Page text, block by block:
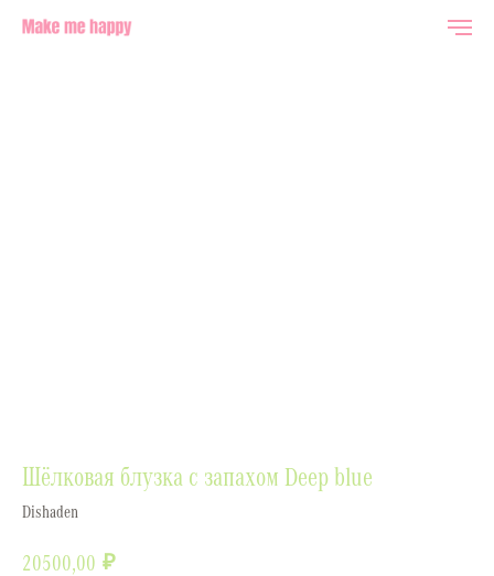
Шёлковая блузка с запахом Deep blue
Dishaden
20500,00 ₽